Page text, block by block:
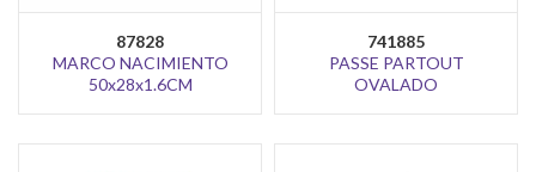
87828
MARCO NACIMIENTO
50x28x1.6CM
741885
PASSE PARTOUT
OVALADO